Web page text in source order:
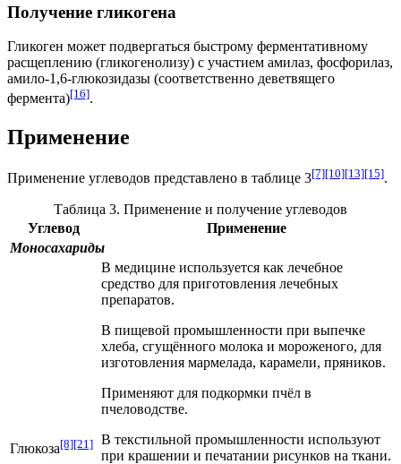
Получение гликогена
Гликоген может подвергаться быстрому ферментативному
расщеплению (гликогенолизу) с участием амилаз, фосфорилаз,
амило-1,6-глюкозидазы (соответственно деветвящего
фермента)[16].
Применение
Применение углеводов представлено в таблице 3[7][10][13][15].
Таблица 3. Применение и получение углеводов
Углевод
Применение
Моносахариды
Глюкоза[8][21]
В медицине используется как лечебное
средство для приготовления лечебных
препаратов.
В пищевой промышленности при выпечке
хлеба, сгущённого молока и мороженого, для
изготовления мармелада, карамели, пряников.
Применяют для подкормки пчёл в
пчеловодстве.
В текстильной промышленности используют
при крашении и печатании рисунков на ткани.